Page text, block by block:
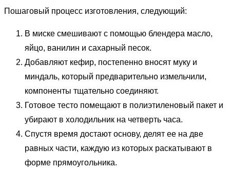
Пошаговый процесс изготовления, следующий:
В миске смешивают с помощью блендера масло,
яйцо, ванилин и сахарный песок.
Добавляют кефир, постепенно вносят муку и
миндаль, который предварительно измельчили,
компоненты тщательно соединяют.
Готовое тесто помещают в полиэтиленовый пакет и
убирают в холодильник на четверть часа.
Спустя время достают основу, делят ее на две
равных части, каждую из которых раскатывают в
форме прямоугольника.